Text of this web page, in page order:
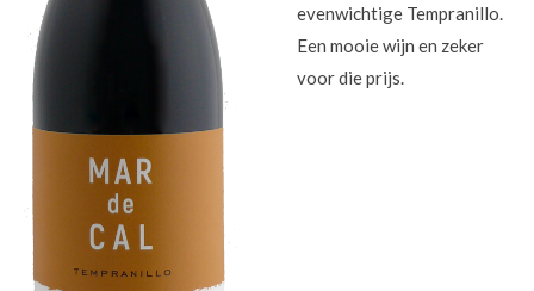
evenwichtige Tempranillo.
Een mooie wijn en zeker
voor die prijs.